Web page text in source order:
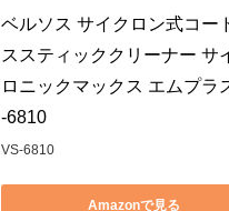
ベルソス サイクロン式コー
ススティッククリーナー サ
ロニックマックス エムプラ
-6810
VS-6810
Amazonで見る